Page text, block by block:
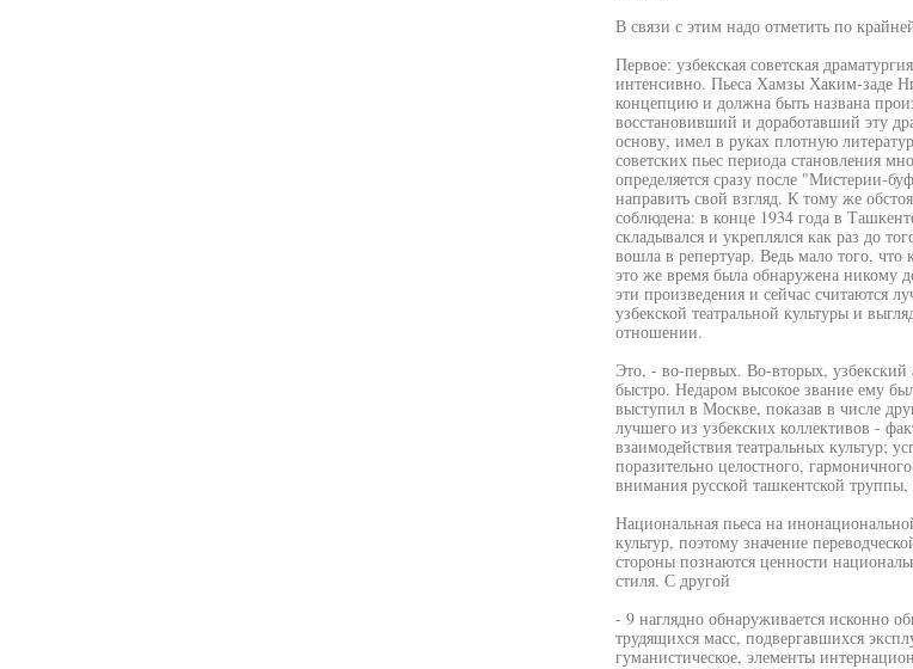
В связи с этим надо отметить по
Первое: узбекская советская
интенсивно. Пьеса Хамзы Хаким-заде
концепцию и должна быть названа
восстановивший и доработавший эту
основу, имел в руках плотную
советских пьес периода становления
определяется сразу после "Мистерии-
направить свой взгляд. К тому же
соблюдена: в конце 1934 года в
складывался и укреплялся как раз до
вошла в репертуар. Ведь мало того,
это же время была обнаружена никому
эти произведения и сейчас считаются
узбекской театральной культуры и
отношении.
Это, - во-первых. Во-вторых,
быстро. Недаром высокое звание ему
выступил в Москве, показав в числе
лучшего из узбекских коллективов -
взаимодействия театральных культур;
поразительно целостного,
внимания русской ташкентской
Национальная пьеса на
культур, поэтому значение
стороны познаются ценности
стиля. С другой
- 9 наглядно обнаруживается исконно
трудящихся масс, подвергавшихся
гуманистическое, элементы